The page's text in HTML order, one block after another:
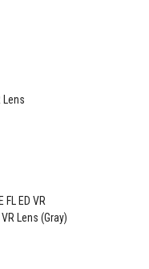
Lens
FL ED VR
Lens (Gray)